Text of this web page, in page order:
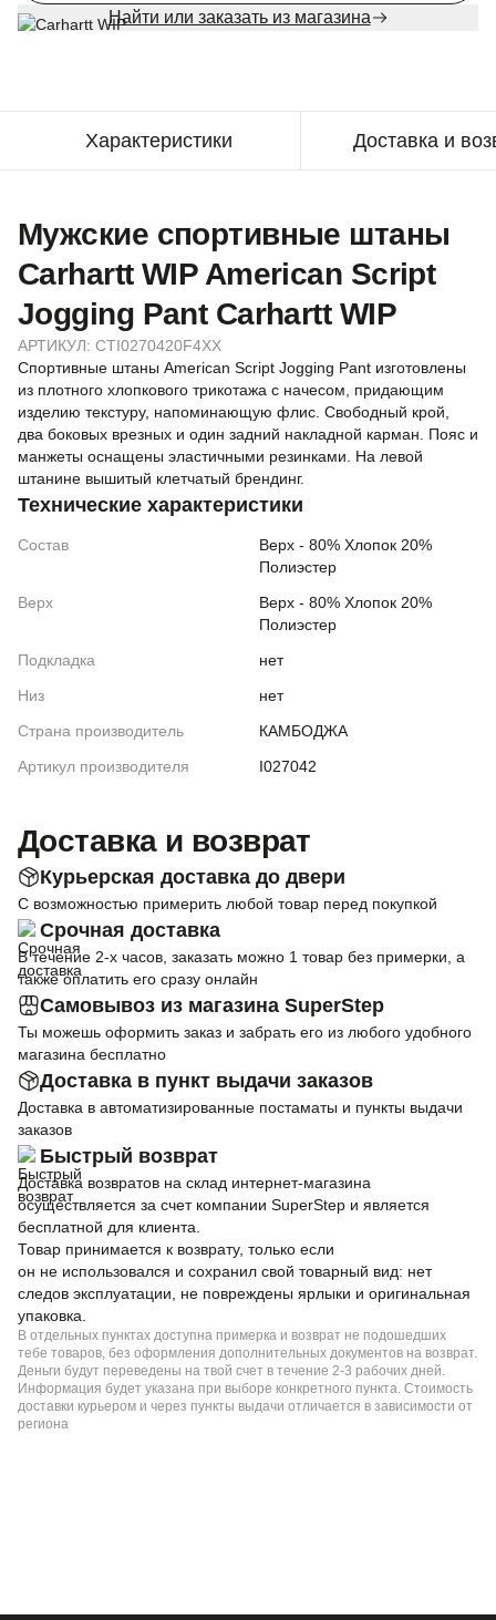
Найти или заказать из магазина
Характеристики Доставка и
Мужские спортивные штаны
Carhartt WIP American Script
Jogging Pant Carhartt WIP
АРТИКУЛ: CTI0270420F4XX
Спортивные штаны American Script Jogging Pant изготовлены
из плотного хлопкового трикотажа с начесом, придающим
изделию текстуру, напоминающую флис. Свободный крой,
два боковых врезных и один задний накладной карман. Пояс и
манжеты оснащены эластичными резинками. На левой
штанине вышитый клетчатый брендинг.
Технические характеристики
Состав
Верх - 80% Хлопок 20%
Полиэстер
Верх
Верх - 80% Хлопок 20%
Полиэстер
Подкладка
нет
Низ
нет
Страна производитель
КАМБОДЖА
Артикул производителя
I027042
Доставка и возврат
Курьерская доставка до двери
С возможностью примерить любой товар перед покупкой
Срочная доставка
В течение 2-х часов, заказать можно 1 товар без примерки, а
также оплатить его сразу онлайн
Самовывоз из магазина SuperStep
Ты можешь оформить заказ и забрать его из любого удобного
магазина бесплатно
Доставка в пункт выдачи заказов
Доставка в автоматизированные постаматы и пункты выдачи
заказов
Быстрый возврат
Доставка возвратов на склад интернет-магазина
осуществляется за счет компании SuperStep и является
бесплатной для клиента.
Товар принимается к возврату, только если
он не использовался и сохранил свой товарный вид: нет
следов эксплуатации, не повреждены ярлыки и оригинальная
упаковка.
В отдельных пунктах доступна примерка и возврат не подошедших
тебе товаров, без оформления дополнительных документов на возврат.
Деньги будут переведены на твой счет в течение 2-3 рабочих дней.
Информация будет указана при выборе конкретного пункта. Стоимость
доставки курьером и через пункты выдачи отличается в зависимости от
региона